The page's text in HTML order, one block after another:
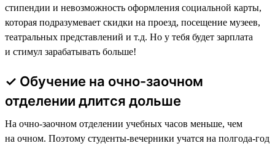
стипендии и невозможность оформления социальной карты,
которая подразумевает скидки на проезд, посещение музеев,
театральных представлений и т.д. Но у тебя будет зарплата
и стимул зарабатывать больше!
✓ Обучение на очно-заочном
отделении длится дольше
На очно-заочном отделении учебных часов меньше, чем
на очном. Поэтому студенты-вечерники учатся на полгода-год